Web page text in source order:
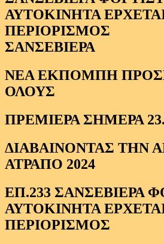
ΣΑΝΣΕΒΙΕΡΑ
ΝΕΑ ΕΚΠΟΜΠΗ
ΟΛΟΥΣ
ΠΡΕΜΙΕΡΑ ΣΗΜΕΡΑ
ΔΙΑΒΑΙΝΟΝΤΑΣ ΤΗΝ
ΑΤΡΑΠΟ 2024
ΕΠ.233 ΣΑΝΣΕΒΙΕΡΑ
ΑΥΤΟΚΙΝΗΤΑ
ΠΕΡΙΟΡΙΣΜΟΣ